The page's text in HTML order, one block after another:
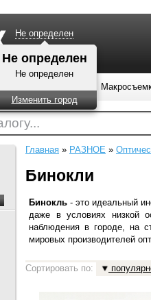
Главная » РАЗНОЕ »
Бинокли
Бинокль -это идеальный
даже в условиях низкой
наблюдения в городе, на
мировых производителей
Сортировать по:
Не определен
Не определен
Изменить город